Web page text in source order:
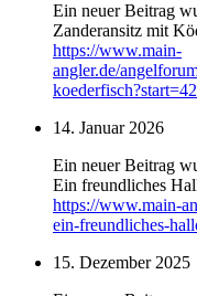
Ein neuer Beitrag
Zanderansitz mit
https://www.main-
angler.de/
14. Januar 2026
Ein neuer Beitrag
Ein freundliches
https://www.main-
ein-freundliches-
15. Dezember 2025